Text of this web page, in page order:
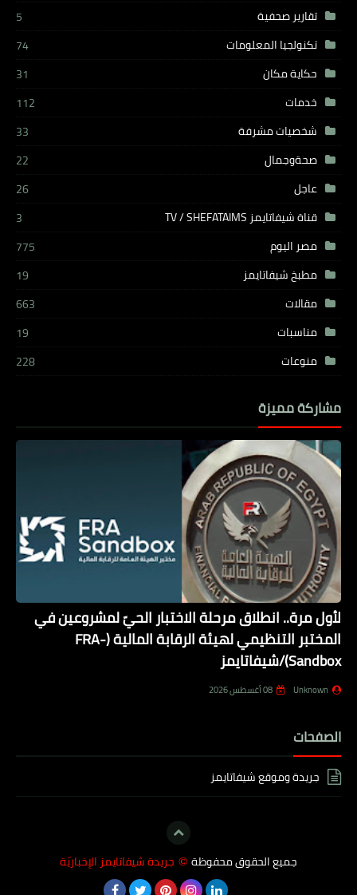
تقارير صحفية
5
تكنولجيا المعلومات
74
حكاية مكان
31
خدمات
112
شخصيات مشرفة
33
صحةوجمال
22
عاجل
26
قناة شيفاتايمز TV / SHEFATAIMS
3
مصر اليوم
775
مطبخ شيفاتايمز
19
مقالات
663
مناسبات
19
منوعات
228
مشاركة مميزة
لأول مرة.. انطلاق مرحلة الاختبار الحيّ لمشروعين في
المختبر التنظيمي لهيئة الرقابة المالية (FRA-
Sandbox)/شيفاتايمز
Unknown 08 أغسطس 2026
الصفحات
جريدة وموقع شيفاتايمز
جميع الحقوق محفوظة © جريدة شيفاتايمز الإخباريّة